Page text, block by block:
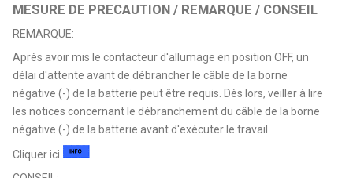
MESURE DE PRECAUTION / REMARQUE / CONSEIL
REMARQUE:
Après avoir mis le contacteur d'allumage en position OFF, un
délai d'attente avant de débrancher le câble de la borne
négative (-) de la batterie peut être requis. Dès lors, veiller à lire
les notices concernant le débranchement du câble de la borne
négative (-) de la batterie avant d'exécuter le travail.
Cliquer ici